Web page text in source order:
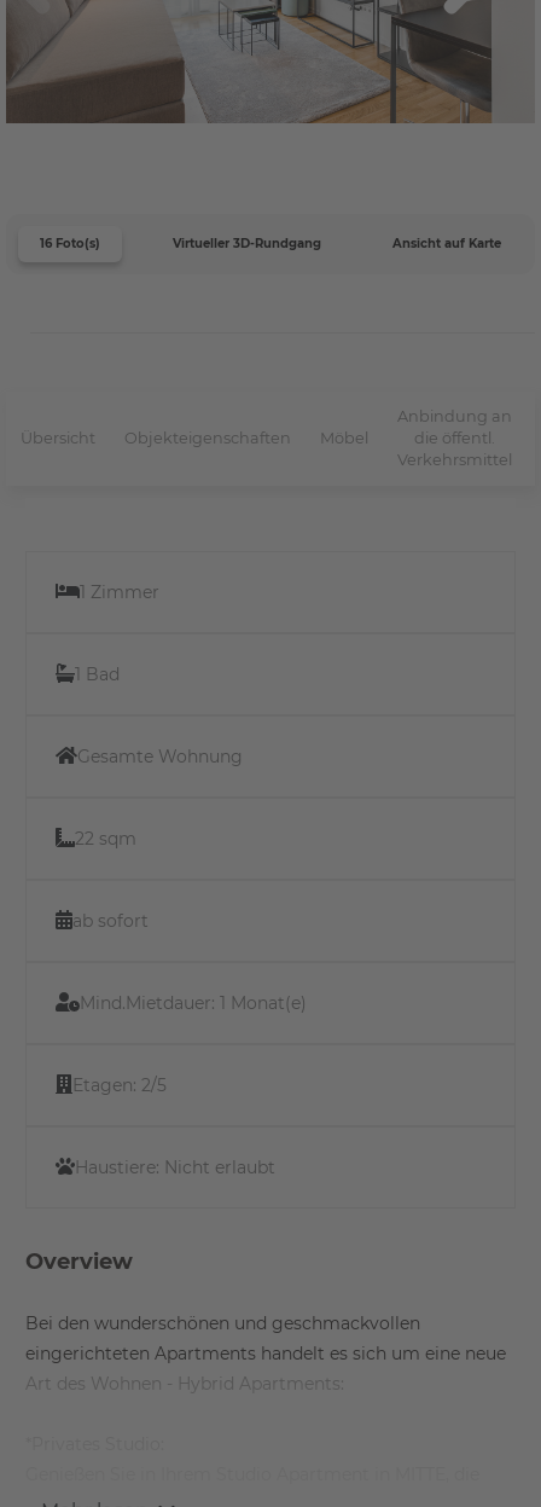
16 Foto(s) Virtueller 3D-Rundgang Ansicht auf Karte
Übersicht Objekteigenschaften Möbel
Anbindung an
die öffentl.
Verkehrsmittel
1 Zimmer
1 Bad
Gesamte Wohnung
22 sqm
ab sofort
Mind.Mietdauer: 1 Monat(e)
Etagen: 2/5
Haustiere: Nicht erlaubt
Overview
Bei den wunderschönen und geschmackvollen
eingerichteten Apartments handelt es sich um eine neue
Art des Wohnen - Hybrid Apartments: